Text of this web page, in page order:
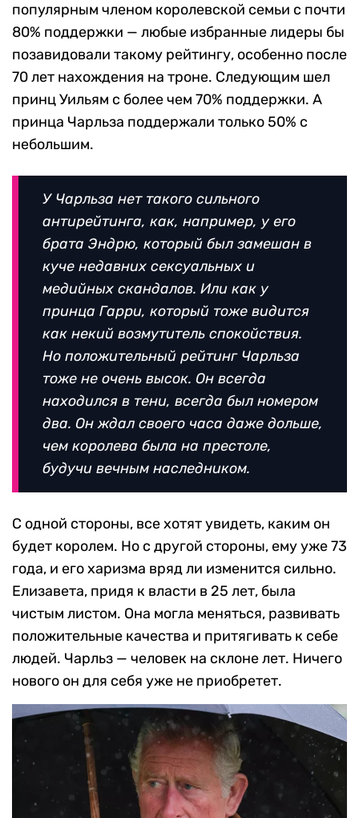
популярным членом королевской семьи с почти
80% поддержки — любые избранные лидеры бы
позавидовали такому рейтингу, особенно после
70 лет нахождения на троне. Следующим шел
принц Уильям с более чем 70% поддержки. А
принца Чарльза поддержали только 50% с
небольшим.
У Чарльза нет такого сильного
антирейтинга, как, например, у его
брата Эндрю, который был замешан в
куче недавних сексуальных и
медийных скандалов. Или как у
принца Гарри, который тоже видится
как некий возмутитель спокойствия.
Но положительный рейтинг Чарльза
тоже не очень высок. Он всегда
находился в тени, всегда был номером
два. Он ждал своего часа даже дольше,
чем королева была на престоле,
будучи вечным наследником.
С одной стороны, все хотят увидеть, каким он
будет королем. Но с другой стороны, ему уже 73
года, и его харизма вряд ли изменится сильно.
Елизавета, придя к власти в 25 лет, была
чистым листом. Она могла меняться, развивать
положительные качества и притягивать к себе
людей. Чарльз — человек на склоне лет. Ничего
нового он для себя уже не приобретет.